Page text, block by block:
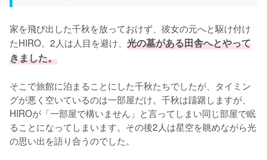
家を飛び出した千秋を放っておけず、彼女の元へと駆け付け
たHIRO。2人は人目を避け、 光の墓がある田舎へとやって
きました。
そこで旅館に泊まることにした千秋たちでしたが、タイミン
グが悪く空いているのは一部屋だけ。千秋は躊躇しますが、
HIROが「一部屋で構いません」と言ってしまい同じ部屋で眠
ることになってしまいます。その後2人は星空を眺めながら光
の思い出を語り合うのでした。